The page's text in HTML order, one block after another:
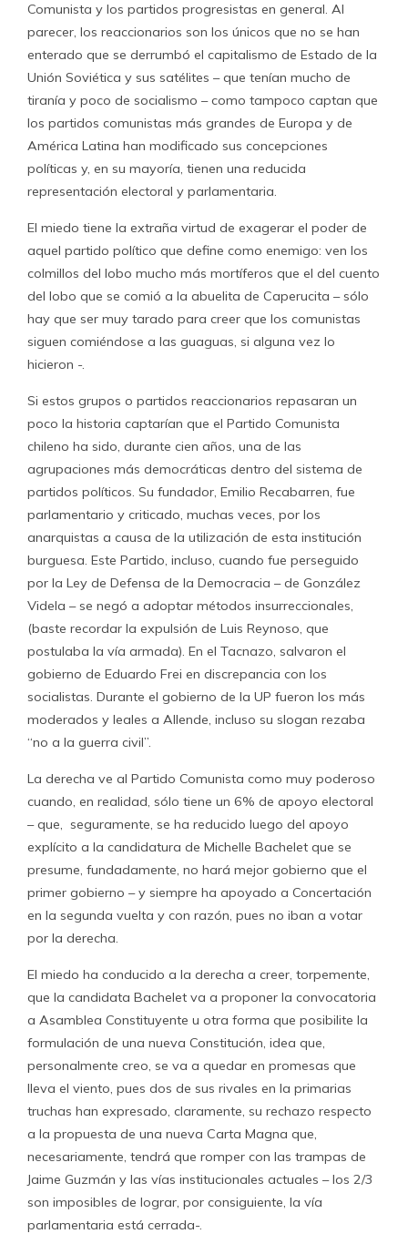
Comunista y los partidos progresistas en general. Al
parecer, los reaccionarios son los únicos que no se han
enterado que se derrumbó el capitalismo de Estado de la
Unión Soviética y sus satélites – que tenían mucho de
tiranía y poco de socialismo – como tampoco captan que
los partidos comunistas más grandes de Europa y de
América Latina han modificado sus concepciones
políticas y, en su mayoría, tienen una reducida
representación electoral y parlamentaria.
El miedo tiene la extraña virtud de exagerar el poder de
aquel partido político que define como enemigo: ven los
colmillos del lobo mucho más mortíferos que el del cuento
del lobo que se comió a la abuelita de Caperucita – sólo
hay que ser muy tarado para creer que los comunistas
siguen comiéndose a las guaguas, si alguna vez lo
hicieron -.
Si estos grupos o partidos reaccionarios repasaran un
poco la historia captarían que el Partido Comunista
chileno ha sido, durante cien años, una de las
agrupaciones más democráticas dentro del sistema de
partidos políticos. Su fundador, Emilio Recabarren, fue
parlamentario y criticado, muchas veces, por los
anarquistas a causa de la utilización de esta institución
burguesa. Este Partido, incluso, cuando fue perseguido
por la Ley de Defensa de la Democracia – de González
Videla – se negó a adoptar métodos insurreccionales,
(baste recordar la expulsión de Luis Reynoso, que
postulaba la vía armada). En el Tacnazo, salvaron el
gobierno de Eduardo Frei en discrepancia con los
socialistas. Durante el gobierno de la UP fueron los más
moderados y leales a Allende, incluso su slogan rezaba
“no a la guerra civil”.
La derecha ve al Partido Comunista como muy poderoso
cuando, en realidad, sólo tiene un 6% de apoyo electoral
– que, seguramente, se ha reducido luego del apoyo
explícito a la candidatura de Michelle Bachelet que se
presume, fundadamente, no hará mejor gobierno que el
primer gobierno – y siempre ha apoyado a Concertación
en la segunda vuelta y con razón, pues no iban a votar
por la derecha.
El miedo ha conducido a la derecha a creer, torpemente,
que la candidata Bachelet va a proponer la convocatoria
a Asamblea Constituyente u otra forma que posibilite la
formulación de una nueva Constitución, idea que,
personalmente creo, se va a quedar en promesas que
lleva el viento, pues dos de sus rivales en la primarias
truchas han expresado, claramente, su rechazo respecto
a la propuesta de una nueva Carta Magna que,
necesariamente, tendrá que romper con las trampas de
Jaime Guzmán y las vías institucionales actuales – los 2/3
son imposibles de lograr, por consiguiente, la vía
parlamentaria está cerrada-.